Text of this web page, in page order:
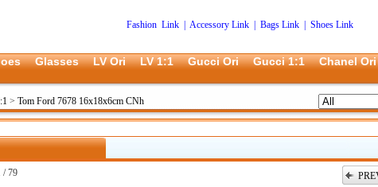
Fashion Link Accessory Link| Bags Link| Shoes Link
Glasses LV Ori LV 1:1 Gucci Ori Gucci 1:1 Chanel Ori
> Tom Ford 7678 16x18x6cm CNh
/ 79